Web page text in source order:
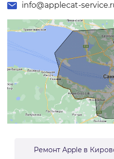
info@applecat-
Ремонт Apple в